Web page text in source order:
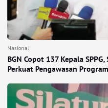
Nasional
BGN Copot 137 Kepala
Perkuat Pengawasan